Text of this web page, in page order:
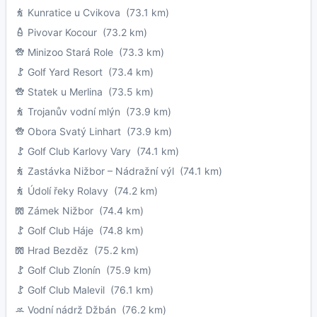
Kunratice u Cvikova (73.1 km)
Pivovar Kocour (73.2 km)
Minizoo Stará Role (73.3 km)
Golf Yard Resort (73.4 km)
Statek u Merlina (73.5 km)
Trojanův vodní mlýn (73.9 km)
Obora Svatý Linhart (73.9 km)
Golf Club Karlovy Vary (74.1 km)
Zastávka Nižbor – Nádražní výl (74.1 km)
Údolí řeky Rolavy (74.2 km)
Zámek Nižbor (74.4 km)
Golf Club Háje (74.8 km)
Hrad Bezděz (75.2 km)
Golf Club Zlonín (75.9 km)
Golf Club Malevil (76.1 km)
Vodní nádrž Džbán (76.2 km)